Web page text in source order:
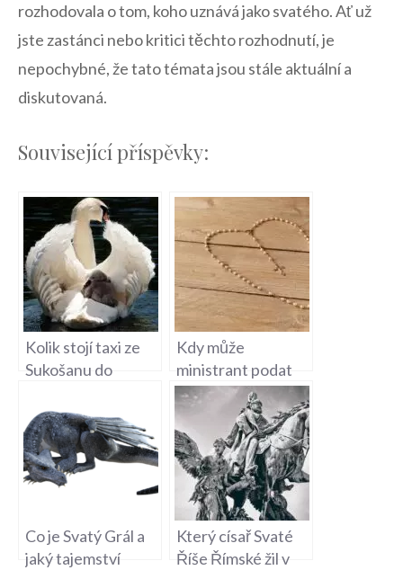
rozhodovala o tom,‍ koho uznává jako svatého. Ať už
jste zastánci nebo ⁢kritici ⁢těchto​ rozhodnutí, je
nepochybné,⁣ že ⁣tato témata ​jsou stále aktuální a
diskutovaná.
Související příspěvky:
Kolik stojí taxi ze
Sukošanu do
Doprava na
Chorvatském
Ostrově
Kdy může
ministrant podat
Svaté přijímání na
mši svaté?
Co je Svatý Grál a
jaký tajemství
Který císař Svaté
Říše Římské žil v